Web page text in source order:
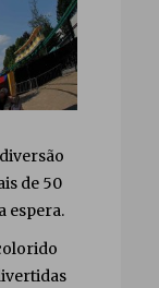
de 50
espera.